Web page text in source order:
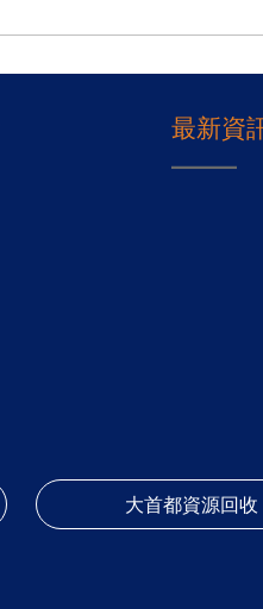
最新資
大首都資源回收